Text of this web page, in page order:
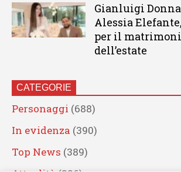
Gianluigi
Alessia
per il
dell’estate
CATEGORIE
Personaggi (688)
In evidenza (390)
Top News (389)